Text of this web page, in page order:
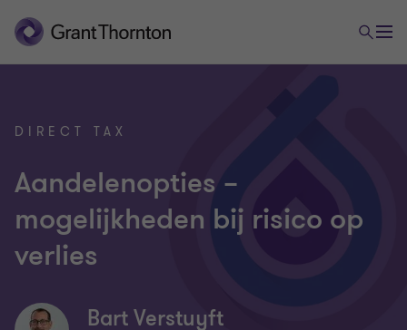
DIRECT TAX
Aandelenopties –
mogelijkheden bij risico op
verlies
Bart Verstuyft